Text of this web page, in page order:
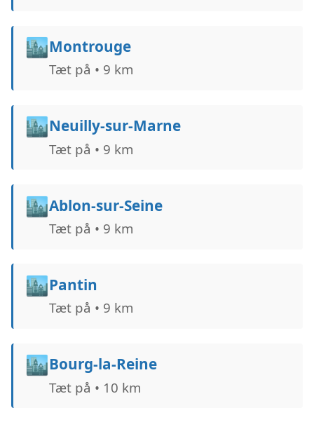
🏙️Montrouge
Tæt på • 9 km
🏙️Neuilly-sur-Marne
Tæt på • 9 km
🏙️Ablon-sur-Seine
Tæt på • 9 km
🏙️Pantin
Tæt på • 9 km
🏙️Bourg-la-Reine
Tæt på • 10 km